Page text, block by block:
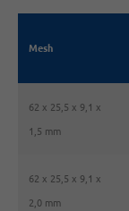
Mesh
62 x 25,5 x 9,1 x
1,5 mm
62 x 25,5 x 9,1 x
2,0 mm